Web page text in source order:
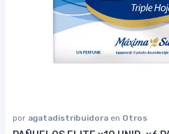
por agatadistribuidora en Otros